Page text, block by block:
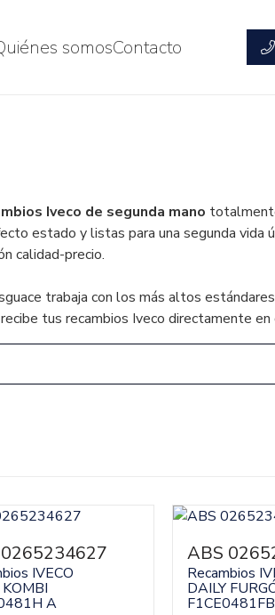
somosContacto
Iveco de segunda mano
estado y listas para una segunda
calidad-precio.
trabaja con los más altos
tus recambios Iveco directamente
IVECO
A
ABS
Recambios
DAILY
F1CE0481FB